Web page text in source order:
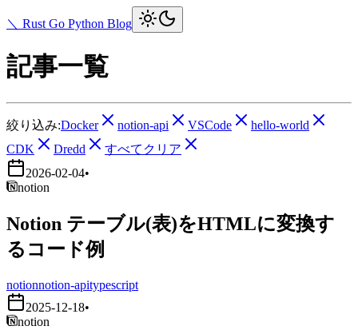
＼ Rust Go Python Blog
記事一覧
絞り込み:Docker notion-api VSCode
hello-world
CDK
Dredd
すべてクリア
2026-02-04•
notion
Notion テーブル(表)をHTMLに変換す
るコード例
notionnotion-apitypescript
2025-12-18•
notion